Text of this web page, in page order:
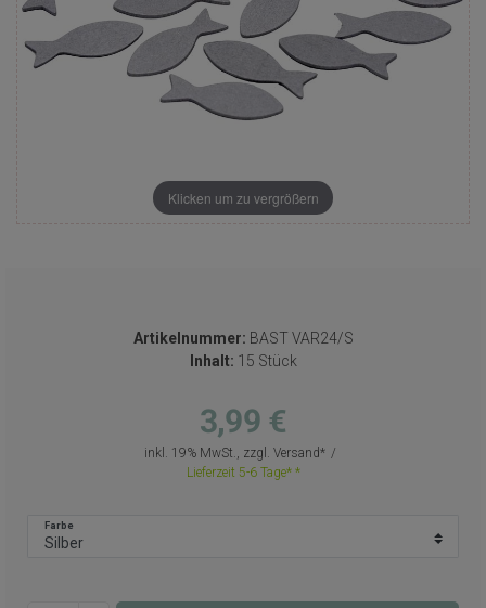
Klicken um zu vergrößern
Artikelnummer: BAST VAR24/S
Inhalt: 15 Stück
3,99 €
inkl. 19% MwSt., zzgl. Versand
Lieferzeit 5-6 Tage*
Farbe